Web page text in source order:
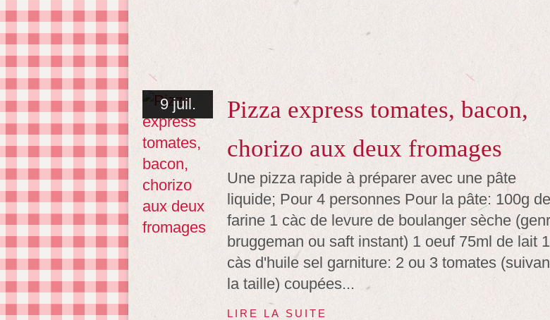
9 juil.
Pizza express tomates, bacon,
chorizo aux deux fromages
Une pizza rapide à préparer avec une pâte
liquide; Pour 4 personnes Pour la pâte: 100g de
farine 1 càc de levure de boulanger sèche
bruggeman ou saft instant) 1 oeuf 75ml de lait 1
càs d'huile sel garniture: 2 ou 3 tomates
la taille) coupées...
LIRE LA SUITE